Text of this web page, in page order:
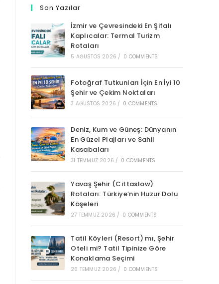
Son Yazılar
İzmir ve Çevresindeki En Şifalı
Kaplıcalar: Termal Turizm
Rotaları
5 AĞUSTOS 2026 / 0 COMMENTS
Fotoğraf Tutkunları İçin En İyi 10
Şehir ve Çekim Noktaları
3 AĞUSTOS 2026 / 0 COMMENTS
Deniz, Kum ve Güneş: Dünyanın
En Güzel Plajları ve Sahil
Kasabaları
31 TEMMUZ 2026 / 0 COMMENTS
Yavaş Şehir (Cittaslow)
Rotaları: Türkiye’nin Huzur Dolu
Köşeleri
27 TEMMUZ 2026 / 0 COMMENTS
Tatil Köyleri (Resort) mı, Şehir
Oteli mi? Tatil Tipinize Göre
Konaklama Seçimi
26 TEMMUZ 2026 / 0 COMMENTS